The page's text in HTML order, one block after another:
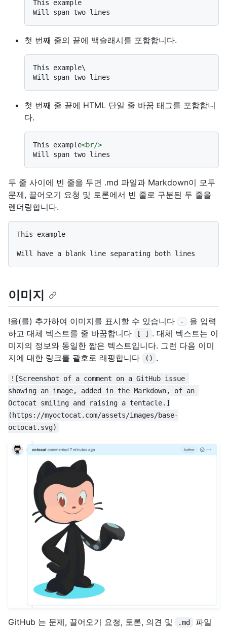
This example
첫 번째 줄의 끝에 백슬래시를 포함합니다.
This example\
첫 번째 줄 끝에 HTML 단일 줄 바꿈 태그를 포함합니
다.
This example<br/>
두 줄 사이에 빈 줄을 두면 .md 파일과 Markdown이 모두
문제, 끌어오기 요청 및 토론에서 빈 줄로 구분된 두 줄을
렌더링합니다.
This example
이미지
!을(를) 추가하여 이미지를 표시할 수 있습니다 .
을 입력
하고 대체 텍스트를 줄 바꿈합니다
[ ]
. 대체 텍스트는 이
미지의 정보와 동일한 짧은 텍스트입니다. 그런 다음 이미
지에 대한 링크를 괄호로 래핑합니다
() .
![Screenshot of a comment on a GitHub issue
showing an image, added in the Markdown, of an
Octocat smiling and raising a tentacle.]
(https://myoctocat.com/assets/images/base-
octocat.svg)
GitHub 는 문제, 끌어오기 요청, 토론, 의견 및 .md
파일